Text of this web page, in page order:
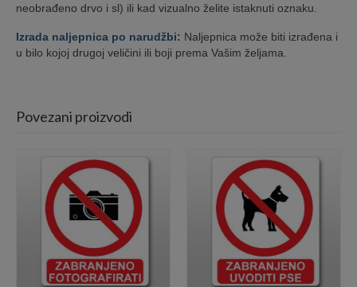
neobrađeno drvo i sl) ili kad vizualno želite istaknuti oznaku.
Izrada naljepnica po narudžbi: Naljepnica može biti izrađena i
u bilo kojoj drugoj veličini ili boji prema Vašim željama.
Povezani proizvodi